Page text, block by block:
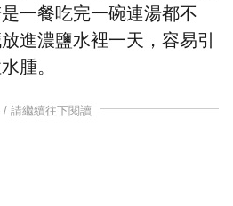
一餐吃完一碗連湯都不
進濃鹽水裡一天，容易引
腫。
/ 請繼續往下閱讀